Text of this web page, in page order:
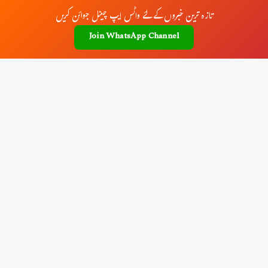
تازہ ترین خبروں کے لئے واٹس ایپ چینل جوائن کریں
Join WhatsApp Channel